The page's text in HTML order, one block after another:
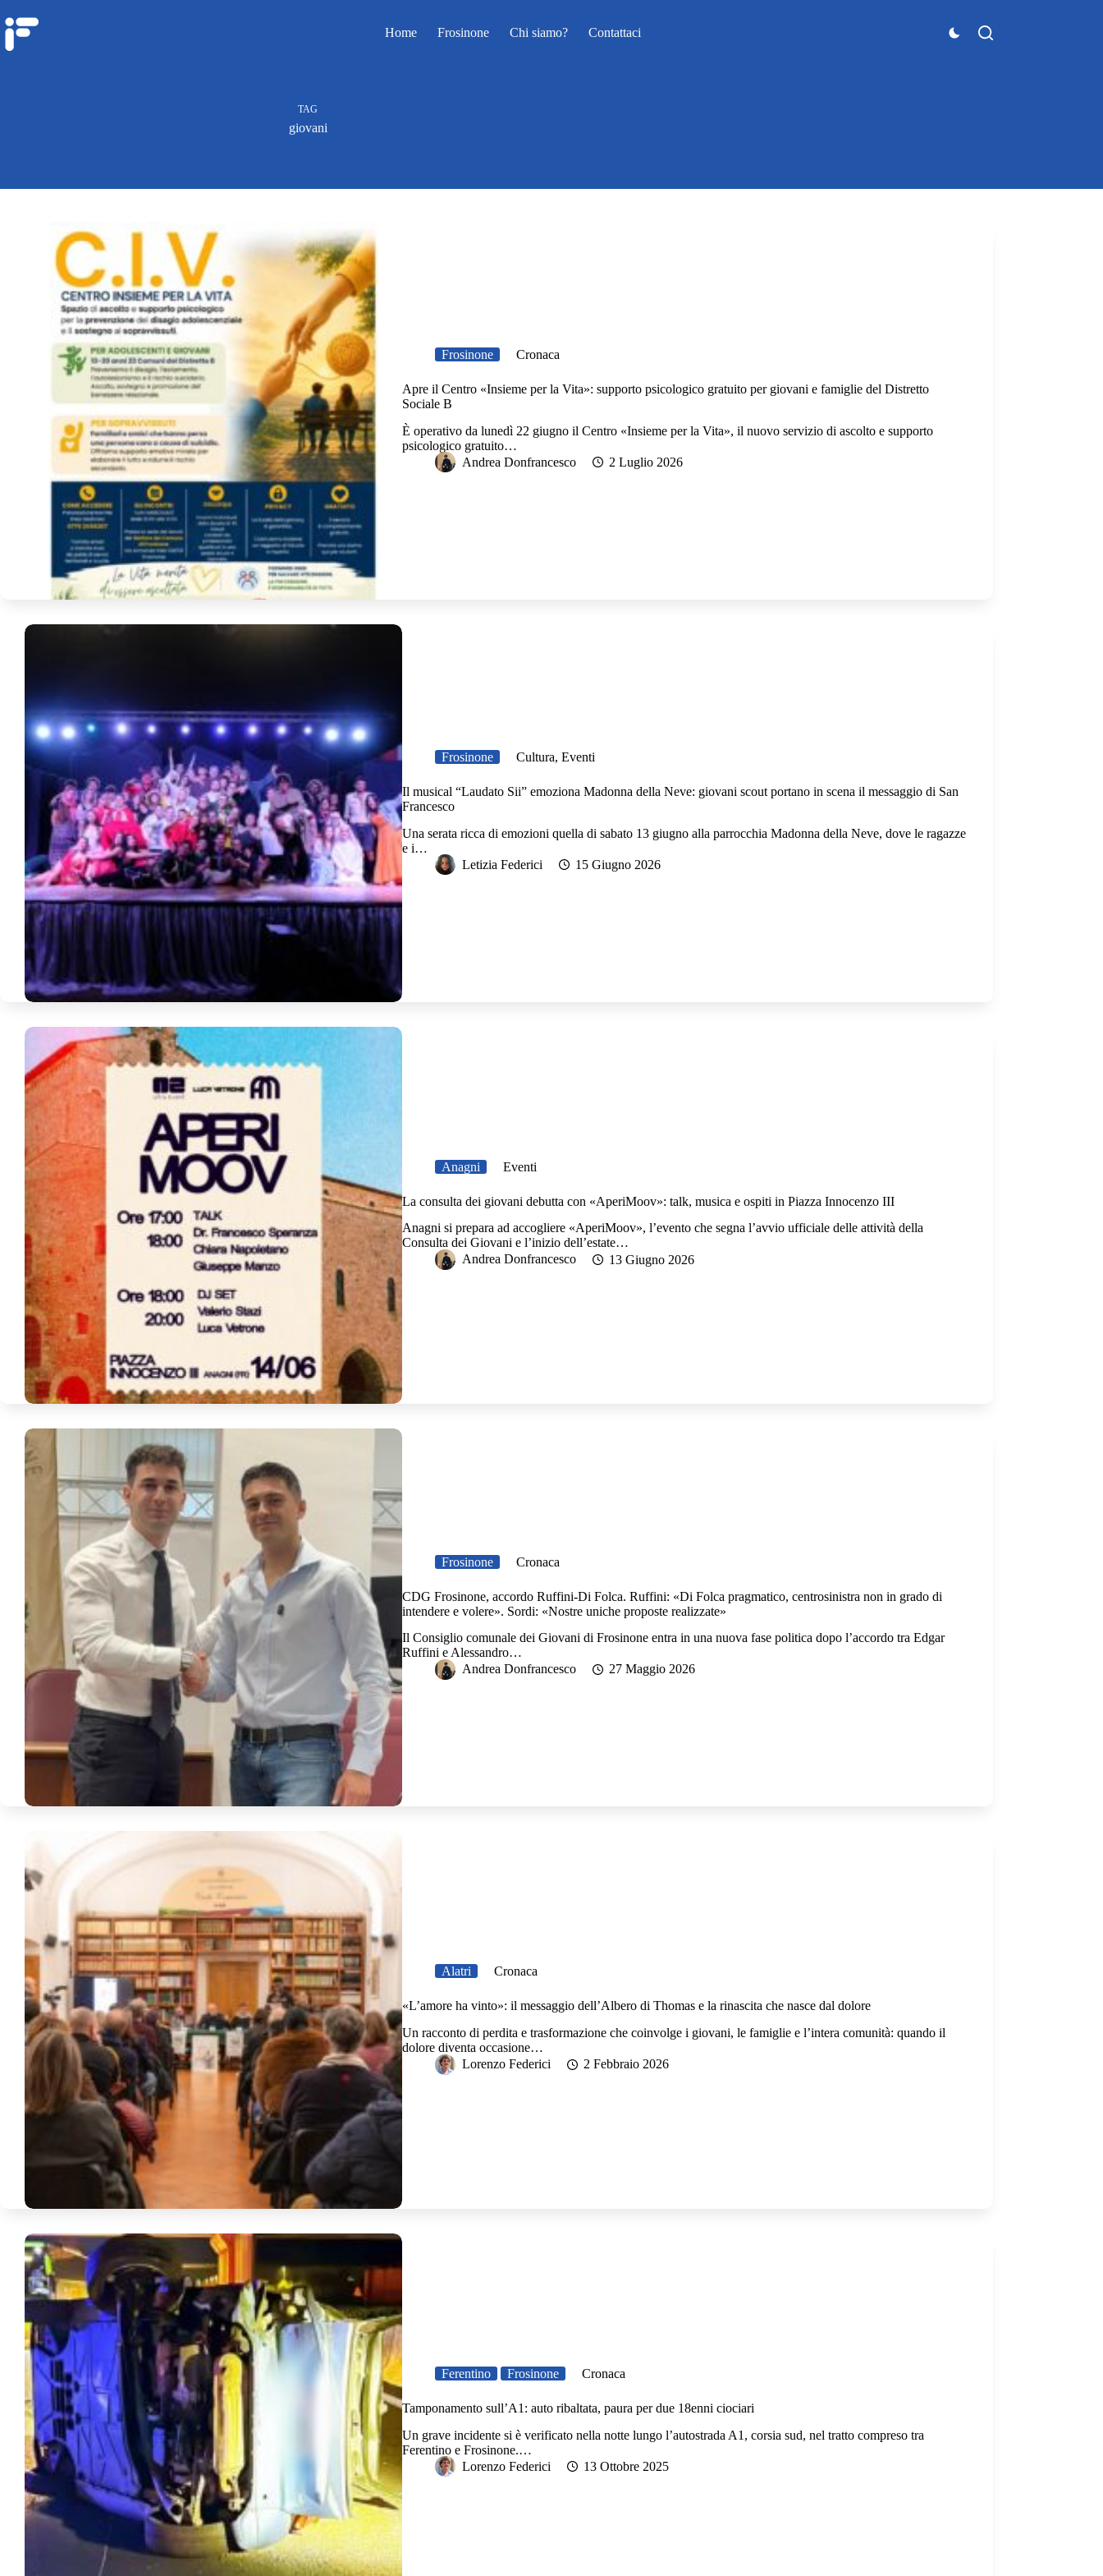
Home Frosinone Chi siamo? Contattaci
TAG
giovani
Frosinone Cronaca
Apre il Centro «Insieme per la Vita»: supporto psicologico gratuito per giovani e famiglie del Distretto
Sociale B
È operativo da lunedì 22 giugno il Centro «Insieme per la Vita», il nuovo servizio di ascolto e supporto
psicologico gratuito…
Andrea Donfrancesco
2 Luglio 2026
Frosinone Cultura, Eventi
Il musical “Laudato Sii” emoziona Madonna della Neve: giovani scout portano in scena il messaggio di San
Francesco
Una serata ricca di emozioni quella di sabato 13 giugno alla parrocchia Madonna della Neve, dove le ragazze
e i…
Letizia Federici
15 Giugno 2026
Anagni Eventi
La consulta dei giovani debutta con «AperiMoov»: talk, musica e ospiti in Piazza Innocenzo III
Anagni si prepara ad accogliere «AperiMoov», l’evento che segna l’avvio ufficiale delle attività della
Consulta dei Giovani e l’inizio dell’estate…
Andrea Donfrancesco
13 Giugno 2026
Frosinone Cronaca
CDG Frosinone, accordo Ruffini-Di Folca. Ruffini: «Di Folca pragmatico, centrosinistra non in grado di
intendere e volere». Sordi: «Nostre uniche proposte realizzate»
Il Consiglio comunale dei Giovani di Frosinone entra in una nuova fase politica dopo l’accordo tra Edgar
Ruffini e Alessandro…
Andrea Donfrancesco
27 Maggio 2026
Alatri Cronaca
«L’amore ha vinto»: il messaggio dell’Albero di Thomas e la rinascita che nasce dal dolore
Un racconto di perdita e trasformazione che coinvolge i giovani, le famiglie e l’intera comunità: quando il
dolore diventa occasione…
Lorenzo Federici
2 Febbraio 2026
Ferentino Frosinone Cronaca
Tamponamento sull’A1: auto ribaltata, paura per due 18enni ciociari
Un grave incidente si è verificato nella notte lungo l’autostrada A1, corsia sud, nel tratto compreso tra
Ferentino e Frosinone.…
Lorenzo Federici
13 Ottobre 2025